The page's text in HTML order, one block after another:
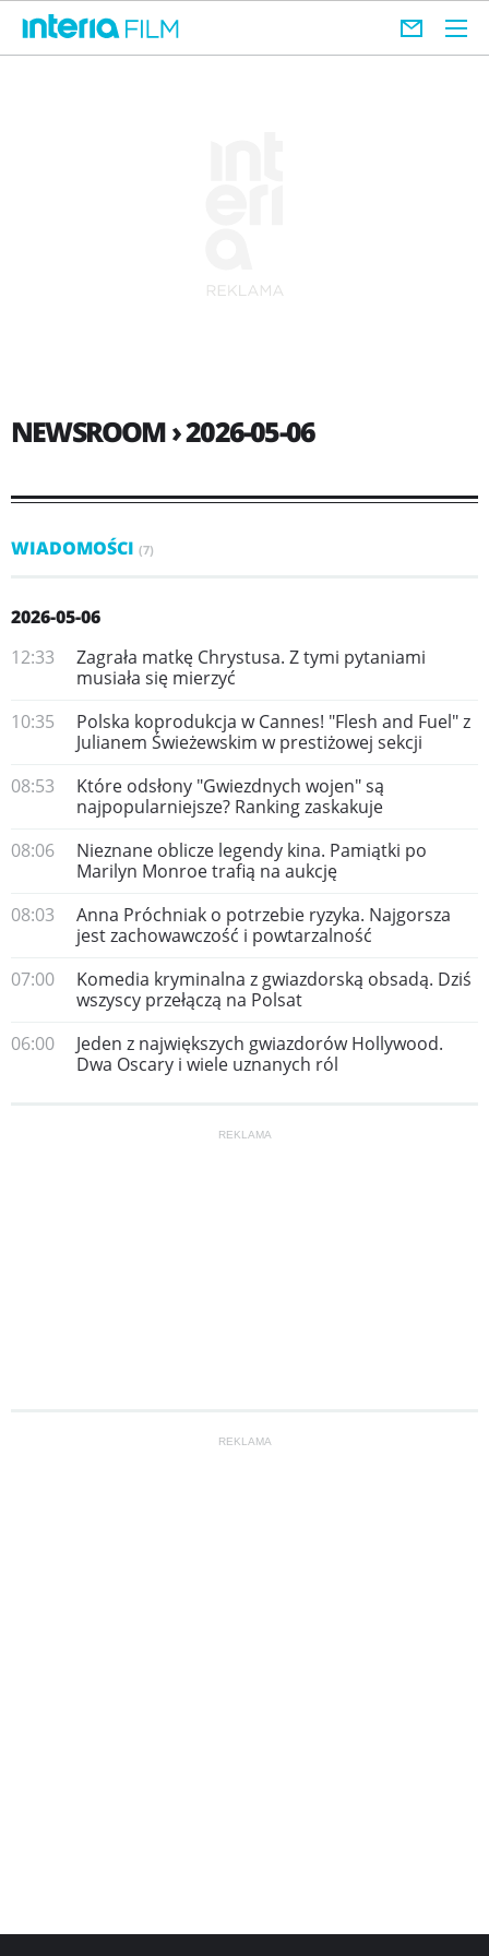
NEWSROOM › 2026-05-06
WIADOMOŚCI (7)
2026-05-06
12:33
Zagrała matkę Chrystusa. Z tymi pytaniami
musiała się mierzyć
10:35
Polska koprodukcja w Cannes! "Flesh and Fuel" z
Julianem Świeżewskim w prestiżowej sekcji
08:53
Które odsłony "Gwiezdnych wojen" są
najpopularniejsze? Ranking zaskakuje
08:06
Nieznane oblicze legendy kina. Pamiątki po
Marilyn Monroe trafią na aukcję
08:03
Anna Próchniak o potrzebie ryzyka. Najgorsza
jest zachowawczość i powtarzalność
07:00
Komedia kryminalna z gwiazdorską obsadą. Dziś
wszyscy przełączą na Polsat
06:00
Jeden z największych gwiazdorów Hollywood.
Dwa Oscary i wiele uznanych ról
REKLAMA
REKLAMA